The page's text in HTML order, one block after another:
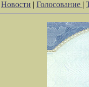
Новости | Голосование |